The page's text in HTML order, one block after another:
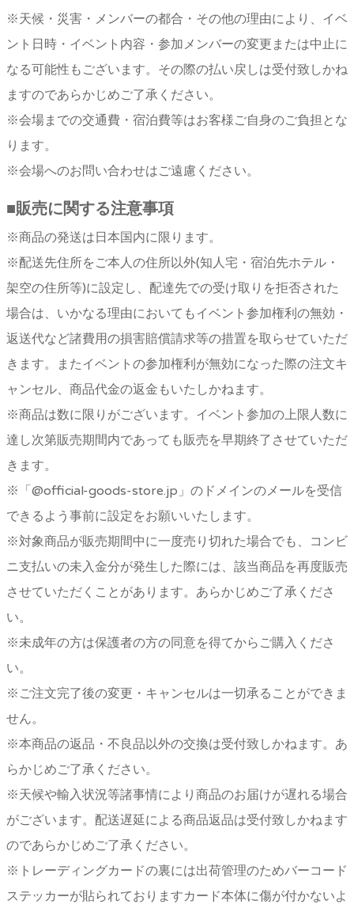
※天候・災害・メンバーの都合・その他の理由により、イベ
ント日時・イベント内容・参加メンバーの変更または中止に
なる可能性もございます。その際の払い戻しは受付致しかね
ますのであらかじめご了承ください。
※会場までの交通費・宿泊費等はお客様ご自身のご負担とな
ります。
※会場へのお問い合わせはご遠慮ください。
■販売に関する注意事項
※商品の発送は日本国内に限ります。
※配送先住所をご本人の住所以外(知人宅・宿泊先ホテル・
架空の住所等)に設定し、配達先での受け取りを拒否された
場合は、いかなる理由においてもイベント参加権利の無効・
返送代など諸費用の損害賠償請求等の措置を取らせていただ
きます。またイベントの参加権利が無効になった際の注文キ
ャンセル、商品代金の返金もいたしかねます。
※商品は数に限りがございます。イベント参加の上限人数に
達し次第販売期間内であっても販売を早期終了させていただ
きます。
※「@official-goods-store.jp」のドメインのメールを受信
できるよう事前に設定をお願いいたします。
※対象商品が販売期間中に一度売り切れた場合でも、コンビ
ニ支払いの未入金分が発生した際には、該当商品を再度販売
させていただくことがあります。あらかじめご了承くださ
い。
※未成年の方は保護者の方の同意を得てからご購入くださ
い。
※ご注文完了後の変更・キャンセルは一切承ることができま
せん。
※本商品の返品・不良品以外の交換は受付致しかねます。あ
らかじめご了承ください。
※天候や輸入状況等諸事情により商品のお届けが遅れる場合
がございます。配送遅延による商品返品は受付致しかねます
のであらかじめご了承ください。
※トレーディングカードの裏には出荷管理のためバーコード
ステッカーが貼られておりますカード本体に傷が付かないよ